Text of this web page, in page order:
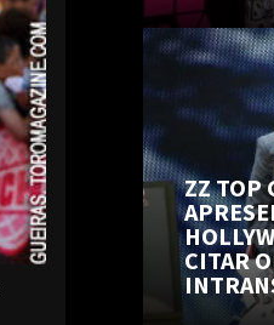
ZZ TOP
CITAR